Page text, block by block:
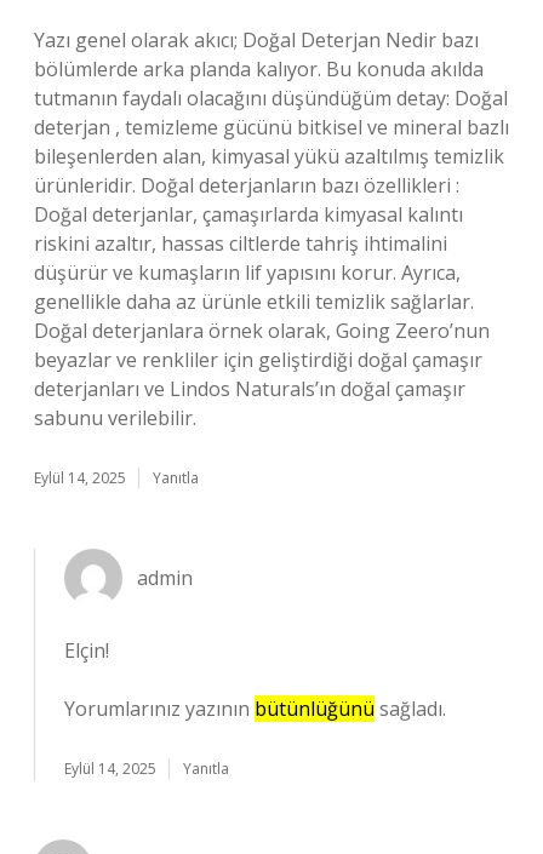
Yazı genel olarak akıcı; Doğal Deterjan Nedir bazı
bölümlerde arka planda kalıyor. Bu konuda akılda
tutmanın faydalı olacağını düşündüğüm detay: Doğal
deterjan , temizleme gücünü bitkisel ve mineral bazlı
bileşenlerden alan, kimyasal yükü azaltılmış temizlik
ürünleridir. Doğal deterjanların bazı özellikleri :
Doğal deterjanlar, çamaşırlarda kimyasal kalıntı
riskini azaltır, hassas ciltlerde tahriş ihtimalini
düşürür ve kumaşların lif yapısını korur. Ayrıca,
genellikle daha az ürünle etkili temizlik sağlarlar.
Doğal deterjanlara örnek olarak, Going Zeero’nun
beyazlar ve renkliler için geliştirdiği doğal çamaşır
deterjanları ve Lindos Naturals’ın doğal çamaşır
sabunu verilebilir.
Eylül 14, 2025 Yanıtla
admin
Elçin!
Yorumlarınız yazının bütünlüğünü sağladı.
Eylül 14, 2025 Yanıtla